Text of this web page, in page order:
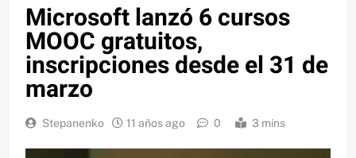
Microsoft lanzó 6 cursos
MOOC gratuitos,
inscripciones desde el 31 de
marzo
Stepanenko 11 años ago 0 3 mins